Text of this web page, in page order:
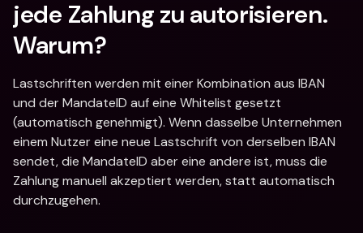
jede Zahlung zu autorisieren.
Warum?
Lastschriften werden mit einer Kombination aus IBAN
und der MandateID auf eine Whitelist gesetzt
(automatisch genehmigt). Wenn dasselbe Unternehmen
einem Nutzer eine neue Lastschrift von derselben IBAN
sendet, die MandateID aber eine andere ist, muss die
Zahlung manuell akzeptiert werden, statt automatisch
durchzugehen.